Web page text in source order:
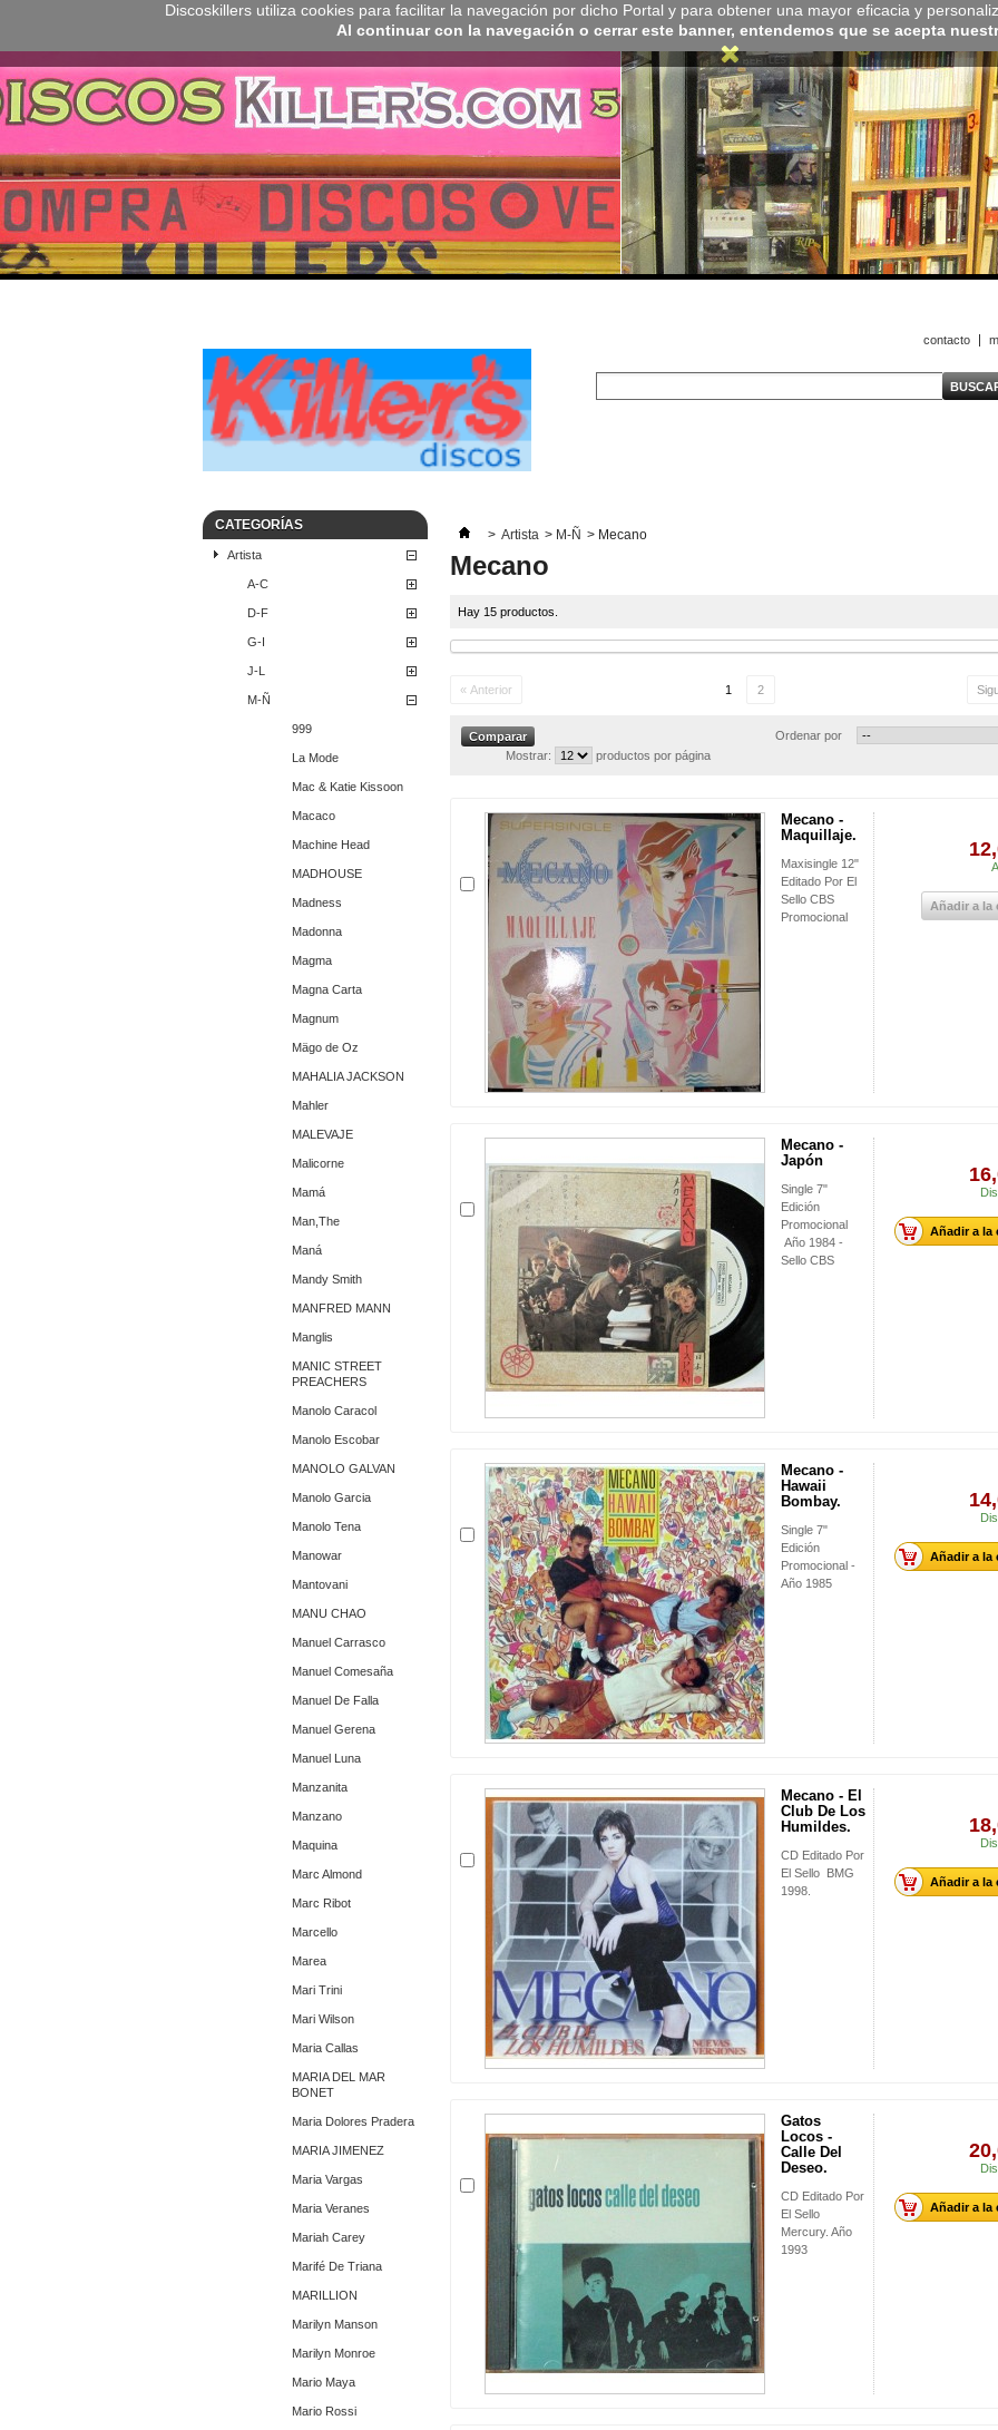
Discoskillers utiliza cookies para facilitar la navegación por dicho Portal y para obtener una mayor eficacia y
Al continuar con la navegación o cerrar este banner, entendemos que se acepta
contacto
CATEGORÍAS
Artista
A-C
D-F
G-I
J-L
M-Ñ
999
La Mode
Mac & Katie Kissoon
Macaco
Machine Head
MADHOUSE
Madness
Madonna
Magma
Magna Carta
Magnum
Mägo de Oz
MAHALIA JACKSON
Mahler
MALEVAJE
Malicorne
Mamá
Man,The
Maná
Mandy Smith
MANFRED MANN
Manglis
MANIC STREET
PREACHERS
Manolo Caracol
Manolo Escobar
MANOLO GALVAN
Manolo Garcia
Manolo Tena
Manowar
Mantovani
MANU CHAO
Manuel Carrasco
Manuel Comesaña
Manuel De Falla
Manuel Gerena
Manuel Luna
Manzanita
Manzano
Maquina
Marc Almond
Marc Ribot
Marcello
Marea
Mari Trini
Mari Wilson
Maria Callas
MARIA DEL MAR
BONET
Maria Dolores Pradera
MARIA JIMENEZ
Maria Vargas
Maria Veranes
Mariah Carey
Marifé De Triana
MARILLION
Marilyn Manson
Marilyn Monroe
Mario Maya
Mario Rossi
> Artista > M-Ñ > Mecano
Mecano
Hay 15 productos.
« Anterior 1 2
Ordenar por
Mostrar:
productos por página
Mecano -
Maquillaje.
Maxisingle 12"
Editado Por El
Sello CBS
Promocional
Añadir a la
Mecano -
Japón
Single 7"
Edición
Promocional
Año 1984 -
Sello CBS
Añadir a la
Mecano -
Hawaii
Bombay.
Single 7"
Edición
Promocional -
Año 1985
Añadir a la
Mecano - El
Club De Los
Humildes.
CD Editado Por
El Sello BMG
1998.
Añadir a la
Gatos
Locos -
Calle Del
Deseo.
CD Editado Por
El Sello
Mercury. Año
1993
Añadir a la